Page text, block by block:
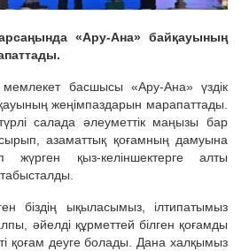
«Ару-Ана» байқауының
басшысы «Ару-Ана» үздік
жеңімпаздарын марапаттады.
салада әлеуметтік маңызы бар
азаматтық қоғамның дамуына
жүрген қыз-келіншектерге алты
біздің ықыласымыз, ілтипатымыз
әйелді құрметтей білген қоғамды
қоғам деуге болады. Дана халқымыз